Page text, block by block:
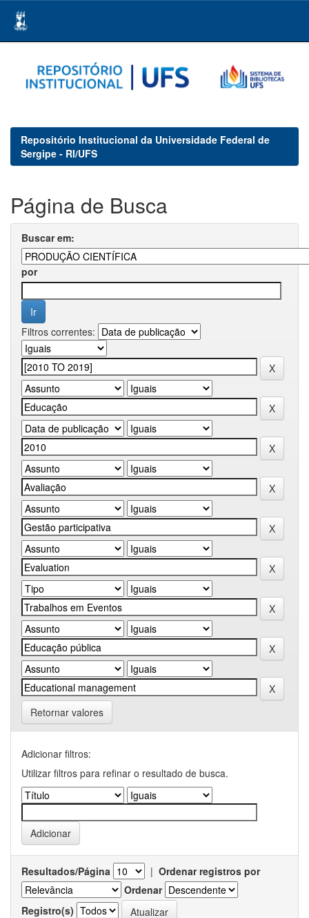
navigation
Repositório Institucional da Universidade Federal de
Sergipe - RI/UFS
Página de Busca
Buscar em:
por
Filtros correntes:
Retornar valores
Adicionar filtros:
Utilizar filtros para refinar o resultado de busca.
Resultados/Página | Ordenar registros por
Ordenar
Registro(s)